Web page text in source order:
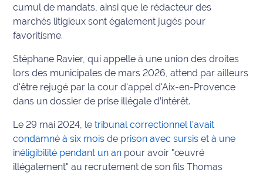
Contenus
Partenaires
L'invité(e)
de la
rédaction
coeur
Maritima
Fil
cumul de mandats, ainsi que le rédacteur des
marchés litigieux sont également jugés pour
favoritisme.
Stéphane Ravier, qui appelle à une union des droites
lors des municipales de mars 2026, attend par ailleurs
d'être rejugé par la cour d'appel d'Aix-en-Provence
dans un dossier de prise illégale d’intérêt.
Le 29 mai 2024, le tribunal correctionnel l’avait
condamné à six mois de prison avec sursis et à une
inéligibilité pendant un an pour avoir "œuvré
illégalement" au recrutement de son fils Thomas